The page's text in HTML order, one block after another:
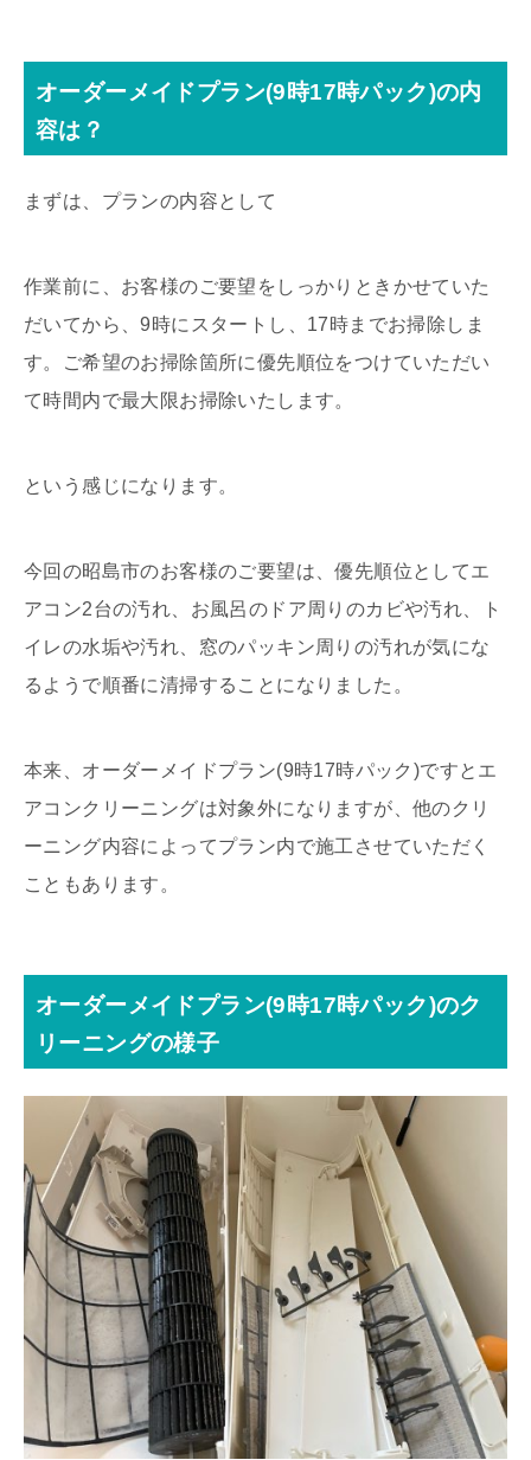
オーダーメイドプラン(9時17時パック)の内
容は？
まずは、プランの内容として
作業前に、お客様のご要望をしっかりときかせていた
だいてから、9時にスタートし、17時までお掃除しま
す。ご希望のお掃除箇所に優先順位をつけていただい
て時間内で最大限お掃除いたします。
という感じになります。
今回の昭島市のお客様のご要望は、優先順位としてエ
アコン2台の汚れ、お風呂のドア周りのカビや汚れ、ト
イレの水垢や汚れ、窓のパッキン周りの汚れが気にな
るようで順番に清掃することになりました。
本来、オーダーメイドプラン(9時17時パック)ですとエ
アコンクリーニングは対象外になりますが、他のクリ
ーニング内容によってプラン内で施工させていただく
こともあります。
オーダーメイドプラン(9時17時パック)のク
リーニングの様子